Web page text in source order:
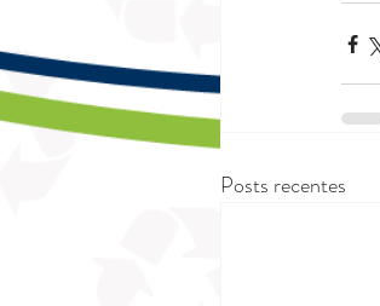
Posts recentes